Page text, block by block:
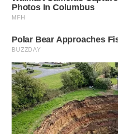
WN
KARAWANG
WN
WN
BOGOR
WN
DEPOK